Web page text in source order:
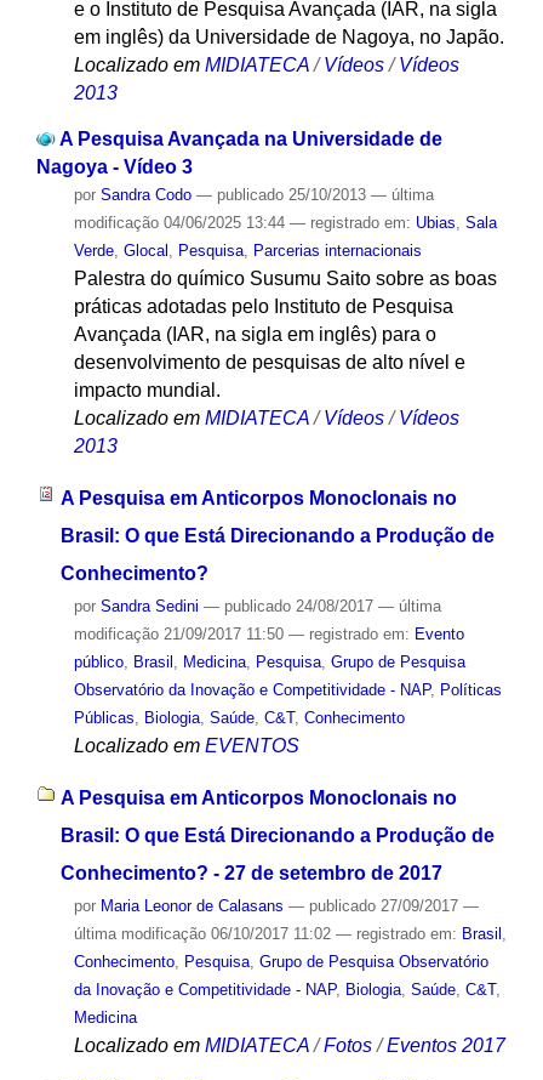
e o Instituto de Pesquisa Avançada (IAR, na sigla
em inglês) da Universidade de Nagoya, no Japão.
Localizado em MIDIATECA /Vídeos /Vídeos
2013
A Pesquisa Avançada na Universidade de
Nagoya - Vídeo 3
por Sandra Codo — publicado25/10/2013 — última
modificação04/06/2025 13:44 — registrado em: Ubias, Sala
Verde, Glocal , Pesquisa, Parcerias internacionais
Palestra do químico Susumu Saito sobre as boas
práticas adotadas pelo Instituto de Pesquisa
Avançada (IAR, na sigla em inglês) para o
desenvolvimento de pesquisas de alto nível e
impacto mundial.
Localizado em MIDIATECA /Vídeos /Vídeos
2013
A Pesquisa em Anticorpos Monoclonais no
Brasil: O que Está Direcionando a Produção de
Conhecimento?
por Sandra Sedini — publicado24/08/2017 — última
modificação21/09/2017 11:50 — registrado em: Evento
público, Brasil , Medicina, Pesquisa, Grupo de Pesquisa
Observatório da Inovação e Competitividade - NAP, Políticas
Públicas, Biologia, Saúde, C&T, Conhecimento
Localizado em EVENTOS
A Pesquisa em Anticorpos Monoclonais no
Brasil: O que Está Direcionando a Produção de
Conhecimento? - 27 de setembro de 2017
por Maria Leonor de Calasans — publicado27/09/2017 —
última modificação06/10/2017 11:02 — registrado em: Brasil
Conhecimento, Pesquisa, Grupo de Pesquisa Observatório
da Inovação e Competitividade - NAP, Biologia, Saúde, C&T,
Medicina
Localizado em MIDIATECA /Fotos /Eventos 2017